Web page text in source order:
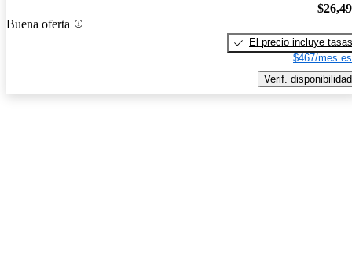
Buena oferta
El precio incluye tasas
$467/mes
Verif. disponibilidad